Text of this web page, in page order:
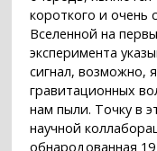
короткого и очень
Вселенной на
эксперимента
сигнал, возможно,
гравитационных
нам пыли. Точку в
научной
обнародованная